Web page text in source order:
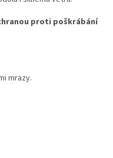
proti poškrábání
mrazy.